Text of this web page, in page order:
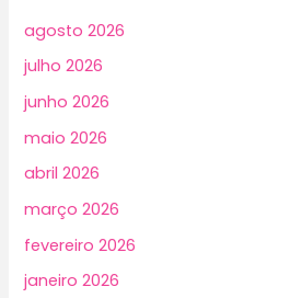
agosto 2026
julho 2026
junho 2026
maio 2026
abril 2026
março 2026
fevereiro 2026
janeiro 2026